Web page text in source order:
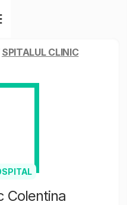
SPITALUL CLINIC
Colentina